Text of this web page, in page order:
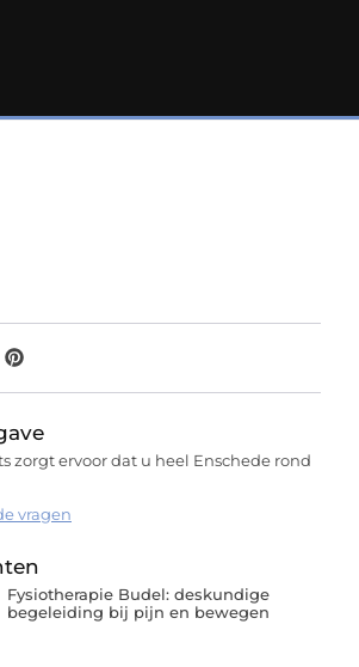
zorgt ervoor dat u heel Enschede rond
vragen
Fysiotherapie Budel: deskundige
begeleiding bij pijn en bewegen